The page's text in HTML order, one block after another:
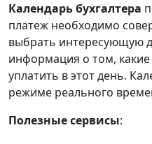
Календарьбухгалтера
платеж необходимо
выбрать интересующую
информация о том,
уплатить в этот день.
режиме реального
Полезные сервисы: